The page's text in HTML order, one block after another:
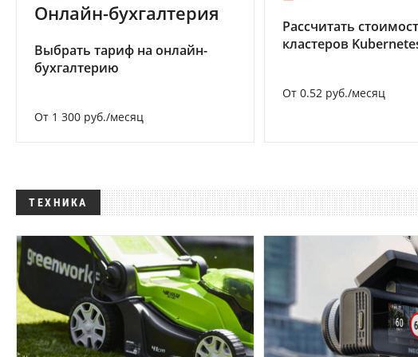
Онлайн-бухгалтерия
Выбрать тариф на онлайн-
бухгалтерию
От 1 300 руб./месяц
Рассчитать
кластеров
От 0.52 руб./месяц
ТЕХНИКА